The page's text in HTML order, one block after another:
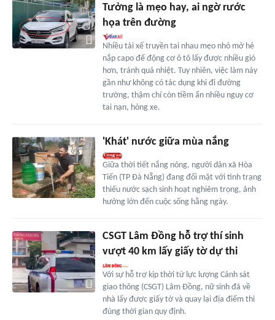
Tưởng là mẹo hay, ai ngờ rước
họa trên đường
Nhiều tài xế truyền tai nhau mẹo nhỏ mở hé
nắp capo để động cơ ô tô lấy được nhiều gió
hơn, tránh quá nhiệt. Tuy nhiên, việc làm này
gần như không có tác dụng khi đi đường
trường, thậm chí còn tiềm ẩn nhiều nguy cơ
tai nạn, hỏng xe.
'Khát' nước giữa mùa nắng
Giữa thời tiết nắng nóng, người dân xã Hòa
Tiến (TP Đà Nẵng) đang đối mặt với tình trạng
thiếu nước sạch sinh hoạt nghiêm trọng, ảnh
hưởng lớn đến cuộc sống hằng ngày.
CSGT Lâm Đồng hỗ trợ thí sinh
vượt 40 km lấy giấy tờ dự thi
Với sự hỗ trợ kịp thời từ lực lượng Cảnh sát
giao thông (CSGT) Lâm Đồng, nữ sinh đã về
nhà lấy được giấy tờ và quay lại địa điểm thi
đúng thời gian quy định.